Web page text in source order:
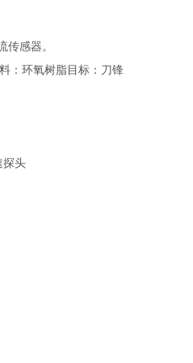
传感器。
：环氧树脂目标：刀锋
探头